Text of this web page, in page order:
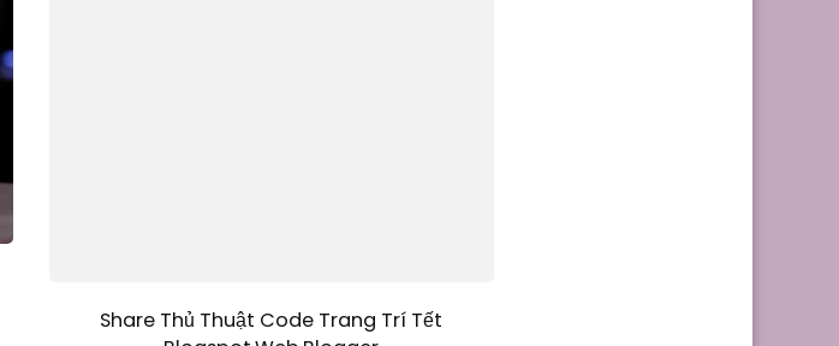
Share Thủ Thuật Code Trang Trí Tết